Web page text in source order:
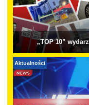
„TOP 10”
Aktualności